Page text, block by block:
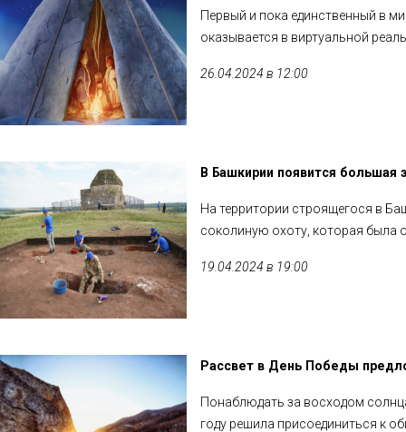
Первый и пока единственный в
оказывается в виртуальной
26.04.2024 в 12:00
В Башкирии появится большая
На территории строящегося в
соколиную охоту, которая была
19.04.2024 в 19:00
Рассвет в День Победы
Понаблюдать за восходом
году решила присоединиться к